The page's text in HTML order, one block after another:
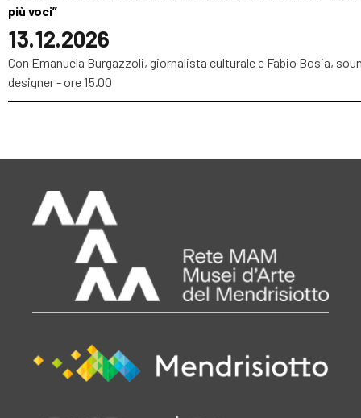
più voci”
13.12.2026
Con Emanuela Burgazzoli, giornalista culturale e Fabio Bosia,
designer - ore 15.00